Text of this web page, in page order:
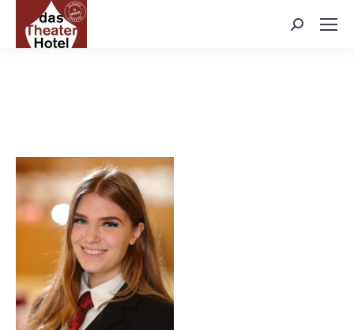
Search: